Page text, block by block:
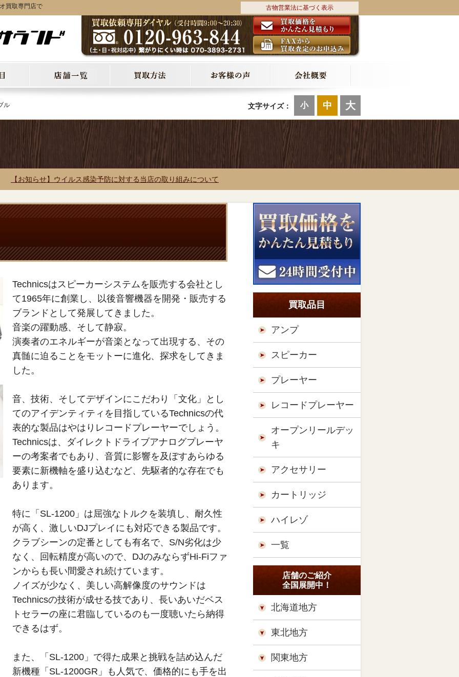
買取専門店で 古物営業法に基づく表示
文字サイズ： 小 中 大
ル
【お知らせ】ウイルス感染予防に対する当店の取り組みについて
Technicsはスピーカーシステムを販売する会社とし
て1965年に創業し、以後音響機器を開発・販売する
ブランドとして発展してきました。
音楽の躍動感、そして静寂。
演奏者のエネルギーが音楽となって出現する、その
真髄に迫ることをモットーに進化、探求をしてきま
した。
音、技術、そしてデザインにこだわり「文化」とし
てのアイデンティティを目指しているTechnicsの代
表的な製品はやはりレコードプレーヤーでしょう。
Technicsは、ダイレクトドライブアナログプレーヤ
ーの考案者でもあり、音質に影響を及ぼすあらゆる
要素に新機軸を盛り込むなど、先駆者的な存在でも
あります。
特に「SL-1200」は屈強なトルクを装填し、耐久性
が高く、激しいDJプレイにも対応できる製品です。
クラブシーンの定番としても有名で、S/N劣化は少
なく、回転精度が高いので、DJのみならずHi-Fiファ
ンからも長い間愛され続けています。
ノイズが少なく、美しい高解像度のサウンドは
Technicsの技術が成せる技であり、長いあいだベス
トセラーの座に君臨しているのも一度聴いたら納得
できるはず。
また、「SL-1200」で得た成果と挑戦を詰め込んだ
新機種「SL-1200GR」も人気で、価格的にも手を出
買取品目
アンプ
スピーカー
プレーヤー
レコードプレーヤー
オープンリールデッ
キ
アクセサリー
カートリッジ
ハイレゾ
一覧
店舗のご紹介
全国展開中！
北海道地方
東北地方
関東地方